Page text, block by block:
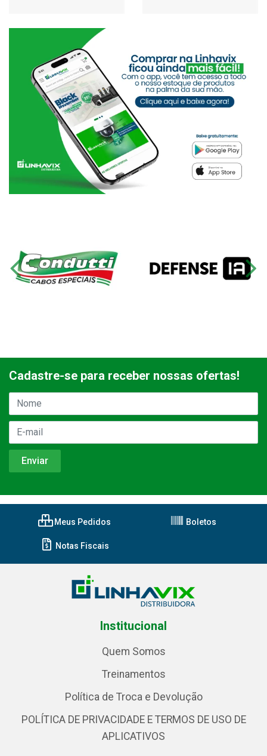
Cadastre-se para receber nossas ofertas!
Meus Pedidos Boletos
Notas Fiscais
Institucional
Quem Somos
Treinamentos
Política de Troca e Devolução
POLÍTICA DE PRIVACIDADE E TERMOS DE USO DE
APLICATIVOS